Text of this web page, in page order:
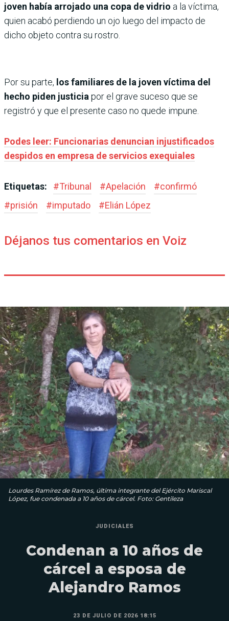
joven había arrojado una copa de vidrio a la víctima,
quien acabó perdiendo un ojo luego del impacto de
dicho objeto contra su rostro.
Por su parte, los familiares de la joven víctima del
hecho piden justicia por el grave suceso que se
registró y que el presente caso no quede impune.
Podes leer: Funcionarias denuncian injustificados
despidos en empresa de servicios exequiales
Etiquetas: #Tribunal #Apelación #confirmó
#prisión #imputado #Elián López
Déjanos tus comentarios en Voiz
Lourdes Ramírez de Ramos, última integrante del Ejército Mariscal
López, fue condenada a 10 años de cárcel. Foto: Gentileza
JUDICIALES
Condenan a 10 años de
cárcel a esposa de
Alejandro Ramos
23 DE JULIO DE 2026 18:15